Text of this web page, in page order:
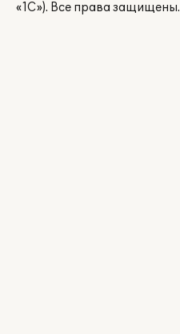
«1С»). Все права защищены.